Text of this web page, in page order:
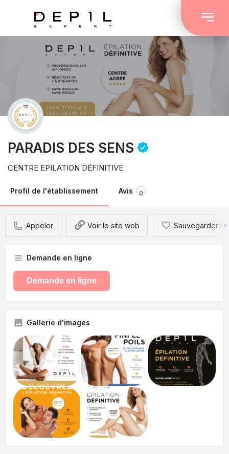
PARADIS DES SENS
CENTRE EPILATION DÉFINITIVE
Profil de l'établissement Avis 0
Appeler Voir le site web Sauvegarder
Demande en ligne
Demande en ligne
Gallerie d'images